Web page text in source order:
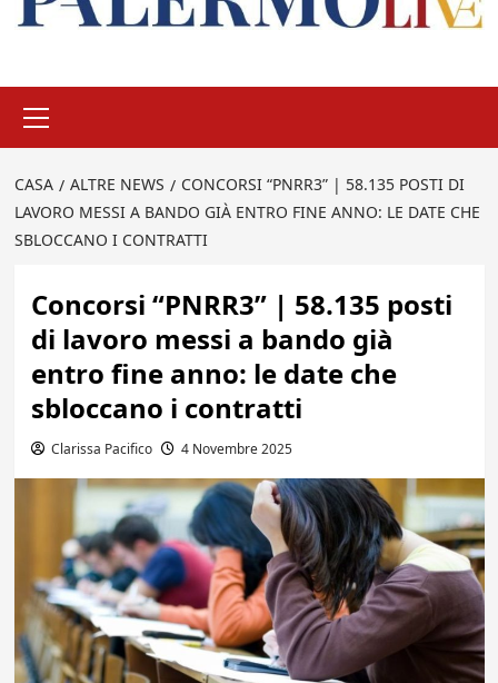
principale
CASA ALTRE NEWS
CONCORSI “PNRR3” | 58.135 POSTI DI
LAVORO MESSI A BANDO GIÀ ENTRO FINE ANNO: LE DATE CHE
SBLOCCANO I CONTRATTI
Concorsi “PNRR3” | 58.135 posti
di lavoro messi a bando già
entro fine anno: le date che
sbloccano i contratti
Clarissa Pacifico 4 Novembre 2025